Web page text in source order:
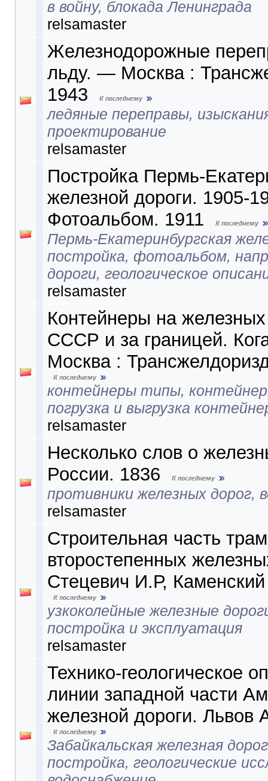
в войну, блокада Ленинграда
relsamaster
Железнодорожные
льду. — Москва :
1943
ледяные переправы,
проектирование
relsamaster
Постройка Пермь-
железной дороги. 1905-
Фотоальбом. 1911
Пермь-Екатеринбургская
постройка, фотоальбом,
дороги, геологическое
relsamaster
Контейнеры на железных
СССР и за границей.
Москва :
контейнеры типы,
погрузка и выгрузка
relsamaster
Несколько слов о
России. 1836
противники железных дорог,
relsamaster
Строительная часть
второстепенных
Стецевич И.Р,
узкоколейные железные
постройка и эксплуатация
relsamaster
Технико-геологическое
линии западной части
железной дороги. Львов
Забайкальская железная
постройка, геологические